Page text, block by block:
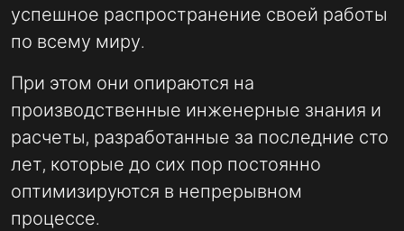
успешное распространение своей работы
по всему миру.
При этом они опираются на
производственные инженерные знания и
расчеты, разработанные за последние сто
лет, которые до сих пор постоянно
оптимизируются в непрерывном
процессе.